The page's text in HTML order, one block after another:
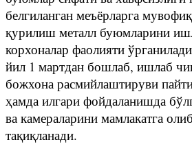
белгиланган меъёрларга
қурилиш металл буюмларини
корхоналар фаолияти
йил 1 мартдан бошлаб, ишлаб
божхона расмийлаштируви
ҳамда илгари фойдаланишда
ва камераларини мамлакатга
тақиқланади.